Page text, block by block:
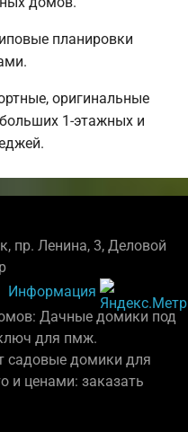
планировки
оригинальные
1-этажных и
пр. Ленина, 3, Деловой
Информация
Дачные домики под
для пмж.
садовые домики для
и ценами: заказать